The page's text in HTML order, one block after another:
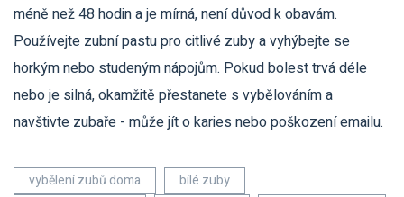
méně než 48 hodin a je mírná, není důvod k obavám.
Používejte zubní pastu pro citlivé zuby a vyhýbejte se
horkým nebo studeným nápojům. Pokud bolest trvá déle
nebo je silná, okamžitě přestanete s vybělováním a
navštivte zubaře - může jít o karies nebo poškození emailu.
vybělení zubů doma
bílé zuby